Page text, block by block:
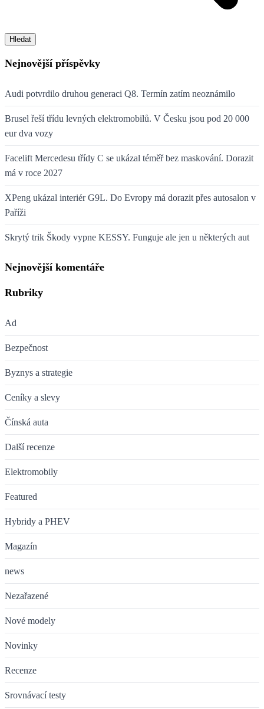
Hledat
Nejnovější příspěvky
Audi potvrdilo druhou generaci Q8. Termín zatím neoznámilo
Brusel řeší třídu levných elektromobilů. V Česku jsou pod 20 000
eur dva vozy
Facelift Mercedesu třídy C se ukázal téměř bez maskování. Dorazit
má v roce 2027
XPeng ukázal interiér G9L. Do Evropy má dorazit přes autosalon v
Paříži
Skrytý trik Škody vypne KESSY. Funguje ale jen u některých aut
Nejnovější komentáře
Rubriky
Ad
Bezpečnost
Byznys a strategie
Ceníky a slevy
Čínská auta
Další recenze
Elektromobily
Featured
Hybridy a PHEV
Magazín
news
Nezařazené
Nové modely
Novinky
Recenze
Srovnávací testy